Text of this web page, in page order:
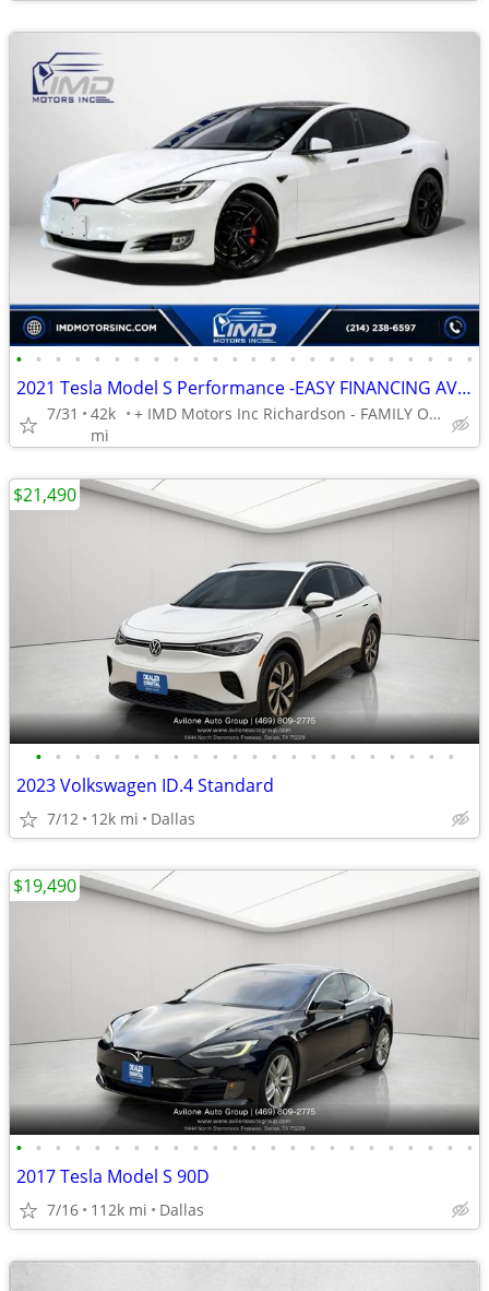
• • • • • • • • • • • • • • • • • • • • • • • •
2021 Tesla Model S Performance -EASY FINANCING AVAILABLE
7/31
42k
mi
+ IMD Motors Inc Richardson - FAMILY OWNED AND OPERATED !
• • • • • • • • • • • • • • • • • • • • • •
2023 Volkswagen ID.4 Standard
7/12 12k mi Dallas
$21,490
• • • • • • • • • • • • • • • • • • • • • • • •
2017 Tesla Model S 90D
7/16 112k mi Dallas
$19,490